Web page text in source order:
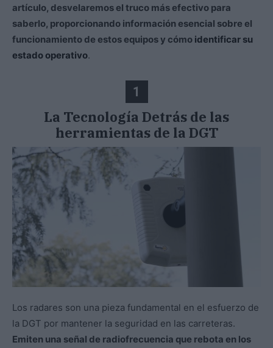
artículo, desvelaremos el truco más efectivo para
saberlo, proporcionando información esencial sobre el
funcionamiento de estos equipos y cómo identificar su
estado operativo.
1
La Tecnología Detrás de las
herramientas de la DGT
Los radares son una pieza fundamental en el esfuerzo de
la DGT por mantener la seguridad en las carreteras.
Emiten una señal de radiofrecuencia que rebota en los